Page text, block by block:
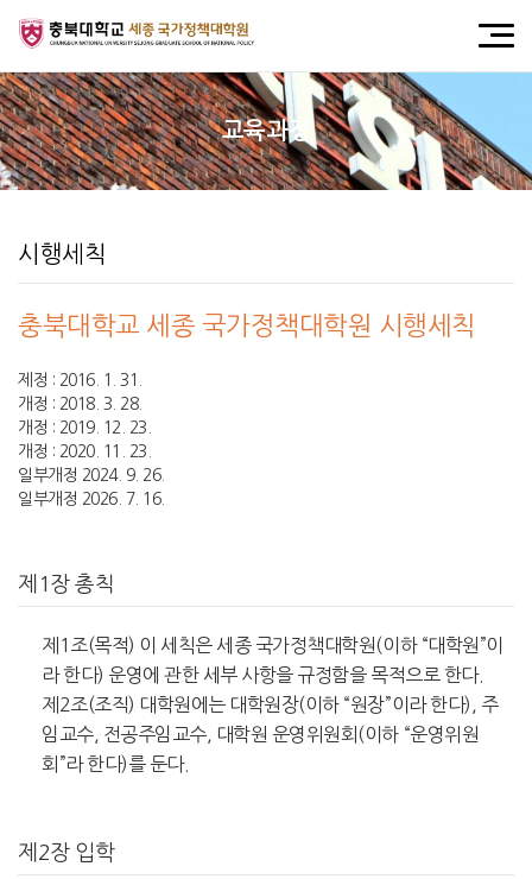
교육과정
시행세칙
충북대학교 세종 국가정책대학원 시행세칙
제정 : 2016. 1. 31.
개정 : 2018. 3. 28.
개정 : 2019. 12. 23.
개정 : 2020. 11. 23.
일부개정 2024. 9. 26.
일부개정 2026. 7. 16.
제1장 총칙
제1조(목적) 이 세칙은 세종 국가정책대학원(이하 “대학원”이
라 한다) 운영에 관한 세부 사항을 규정함을 목적으로 한다.
제2조(조직) 대학원에는 대학원장(이하 “원장”이라 한다), 주
임교수, 전공주임교수, 대학원 운영위원회(이하 “운영위원
회”라 한다)를 둔다.
제2장 입학